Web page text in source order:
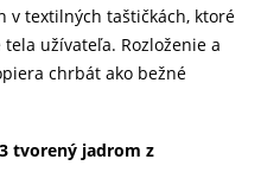
v textilných taštičkách, ktoré
užívateľa. Rozloženie a
chrbát ako bežné
tvorený jadrom z